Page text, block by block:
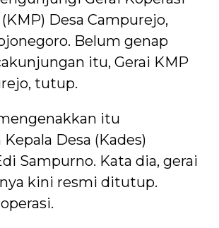
Desa Campurejo,
Belum genap
itu, Gerai KMP
tutup.
itu
Desa (Kades)
Sampurno. Kata dia, gerai
kini resmi ditutup.